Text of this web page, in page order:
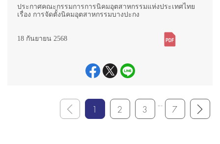
ประกาศคณะกรรมการการนิคมอุตสาหกรรมแห่งประเทศไทย
เรื่อง การจัดตั้งนิคมอุตสาหกรรมบางปะกง
18 กันยายน 2568
1 2 3 ... 7